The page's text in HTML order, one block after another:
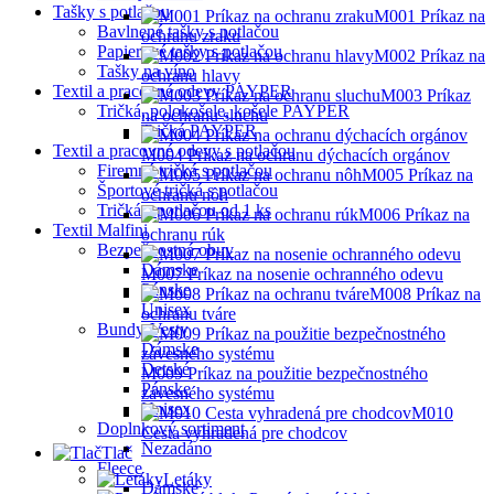
Tašky s potlačou
Bavlnené tašky s potlačou
Papierové tašky s potlačou
Tašky na víno
Textil a pracovné odevy PAYPER
Tričká, polokošele, košele PAYPER
Tričká PAYPER
Textil a pracovné odevy s potlačou
Firemné tričká s potlačou
Športové tričká s potlačou
Tričká s potlačou od 1 ks
Textil Malfini
Bezpečnostná obuv
Dámske
Pánske
Unisex
Bundy-Vesty
Dámske
Detské
Pánske
Unisex
Doplnkový sortiment
Nezadáno
Fleece
Dámske
M001 Príkaz na
ochranu zraku
M002 Príkaz na
ochranu hlavy
M003 Príkaz
na ochranu sluchu
M004 Príkaz na ochranu dýchacích orgánov
M005 Príkaz na
ochranu nôh
M006 Príkaz na
ochranu rúk
M007 Príkaz na nosenie ochranného odevu
M008 Príkaz na
ochranu tváre
M009 Príkaz na použitie bezpečnostného
závesného systému
M010
Cesta vyhradená pre chodcov
Tlač
Letáky